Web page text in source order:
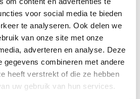
voor social media te bieden
te analyseren. Ook delen we
van onze site met onze
adverteren en analyse. Deze
gegevens combineren met andere
heeft verstrekt of die ze hebben
uw gebruik van hun services.
Het is niet toegestaan om de
openbaar te maken, te
zonder voorafgaande
van Platform Mobiliteit &
en andere uitingen van
& Transport op internet is